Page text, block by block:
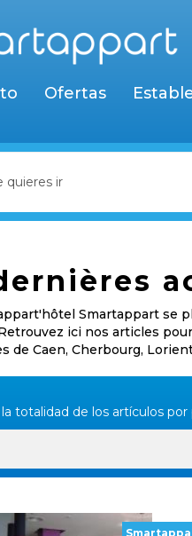
Ofertas
Smartappart se
ici nos articles
de Caen, Cherbourg,
totalidad de los artículos por